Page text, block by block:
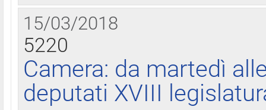
15/03/2018
5220
Camera: da martedì
deputati XVIII